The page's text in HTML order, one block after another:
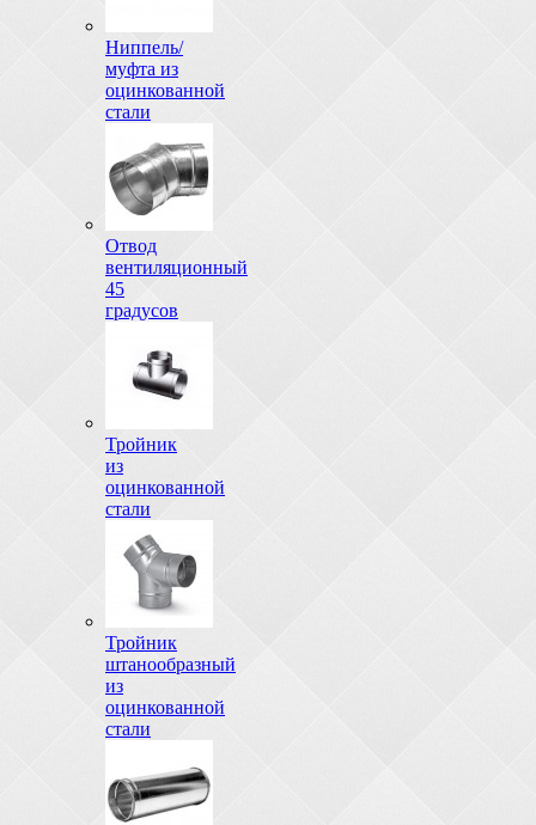
Ниппель/
муфта из
оцинкованной
стали
Отвод
вентиляционный
45
градусов
Тройник
из
оцинкованной
стали
Тройник
штанообразный
из
оцинкованной
стали